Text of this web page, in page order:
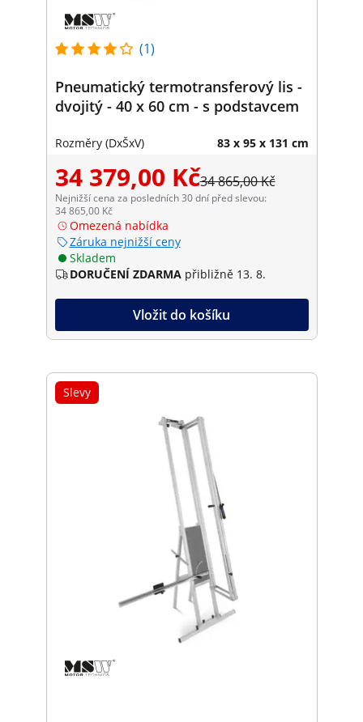
(1)
Pneumatický termotransferový lis -
dvojitý - 40 x 60 cm - s podstavcem
Rozměry (DxŠxV) 83 x 95 x 131 cm
34 379,00 Kč34 865,00 Kč
Nejnižší cena za posledních 30 dní před slevou:
34 865,00 Kč
Omezená nabídka
Záruka nejnižší ceny
Skladem
DORUČENÍ ZDARMA přibližně 13. 8.
Vložit do košíku
Slevy